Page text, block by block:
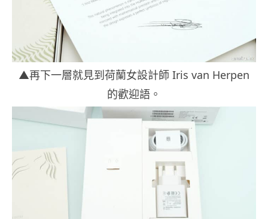
▲再下一層就見到荷蘭女設計師 Iris van Herpen
的歡迎語。